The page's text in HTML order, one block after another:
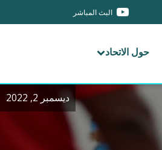
البث المباشر
حول الاتحاد
ديسمبر 2, 2022